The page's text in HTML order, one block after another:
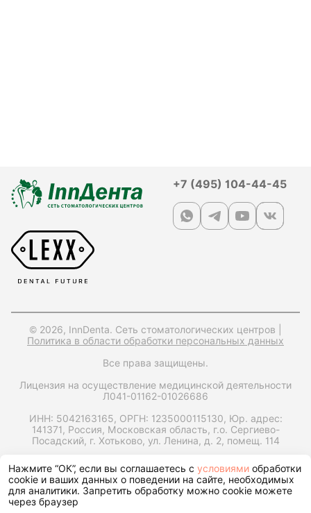
+7 (495) 104-44-45
© 2026, InnDenta. Сеть стоматологических центров |
Политика в области обработки персональных данных
Все права защищены.
Лицензия на осуществление медицинской деятельности
Л041-01162-01026686
ИНН: 5042163165, ОРГН: 1235000115130, Юр. адрес:
141371, Россия, Московская область, г.о. Сергиево-
Посадский, г. Хотьково, ул. Ленина, д. 2, помещ. 114
Запрос справки на налоговый вычет
Нажмите “ОК”, если вы соглашаетесь с условиями обработки
cookie и ваших данных о поведении на сайте, необходимых
для аналитики. Запретить обработку можно cookie можете
через браузер